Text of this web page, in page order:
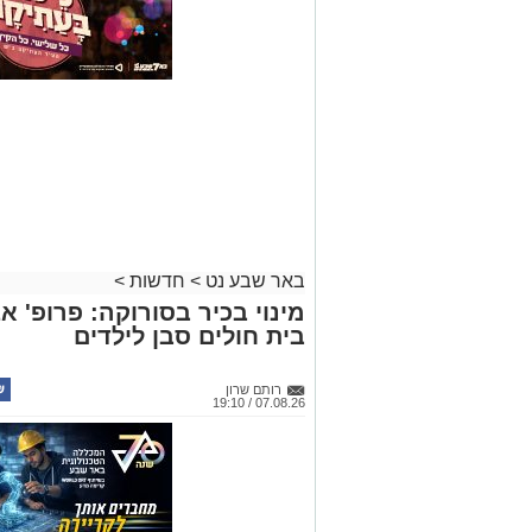
באר שבע נט > חדשות >
מינוי בכיר בסורוקה:
בית חולים סבן לילדים
רותם שרון
07.08.26 / 19:10